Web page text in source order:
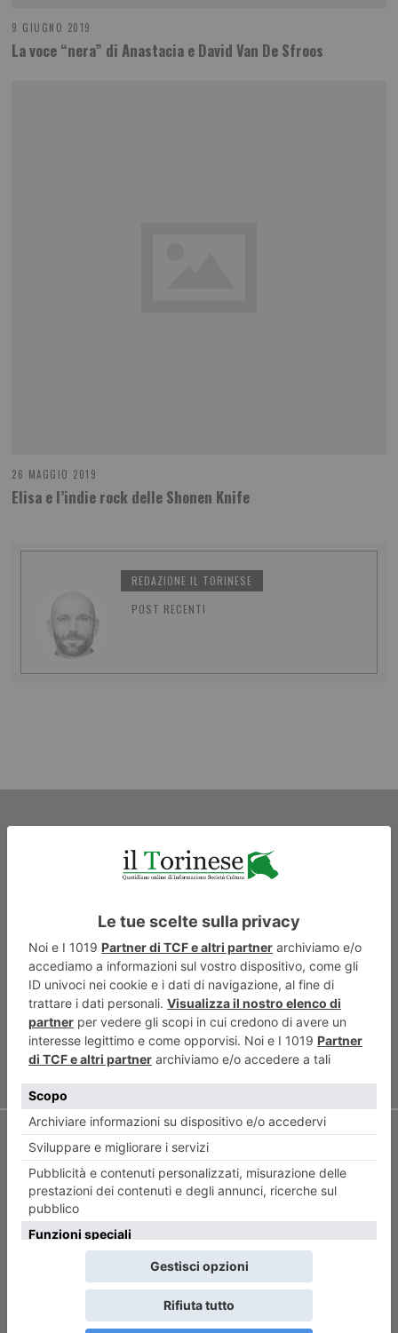
9 GIUGNO 2019
La voce “nera” di Anastacia e David Van De Sfroos
26 MAGGIO 2019
Elisa e l’indie rock delle Shonen Knife
REDAZIONE IL TORINESE
POST RECENTI
Estorsore recidivo viene
arrestato
Arrestato ragazzo con
l’hashish nel como’